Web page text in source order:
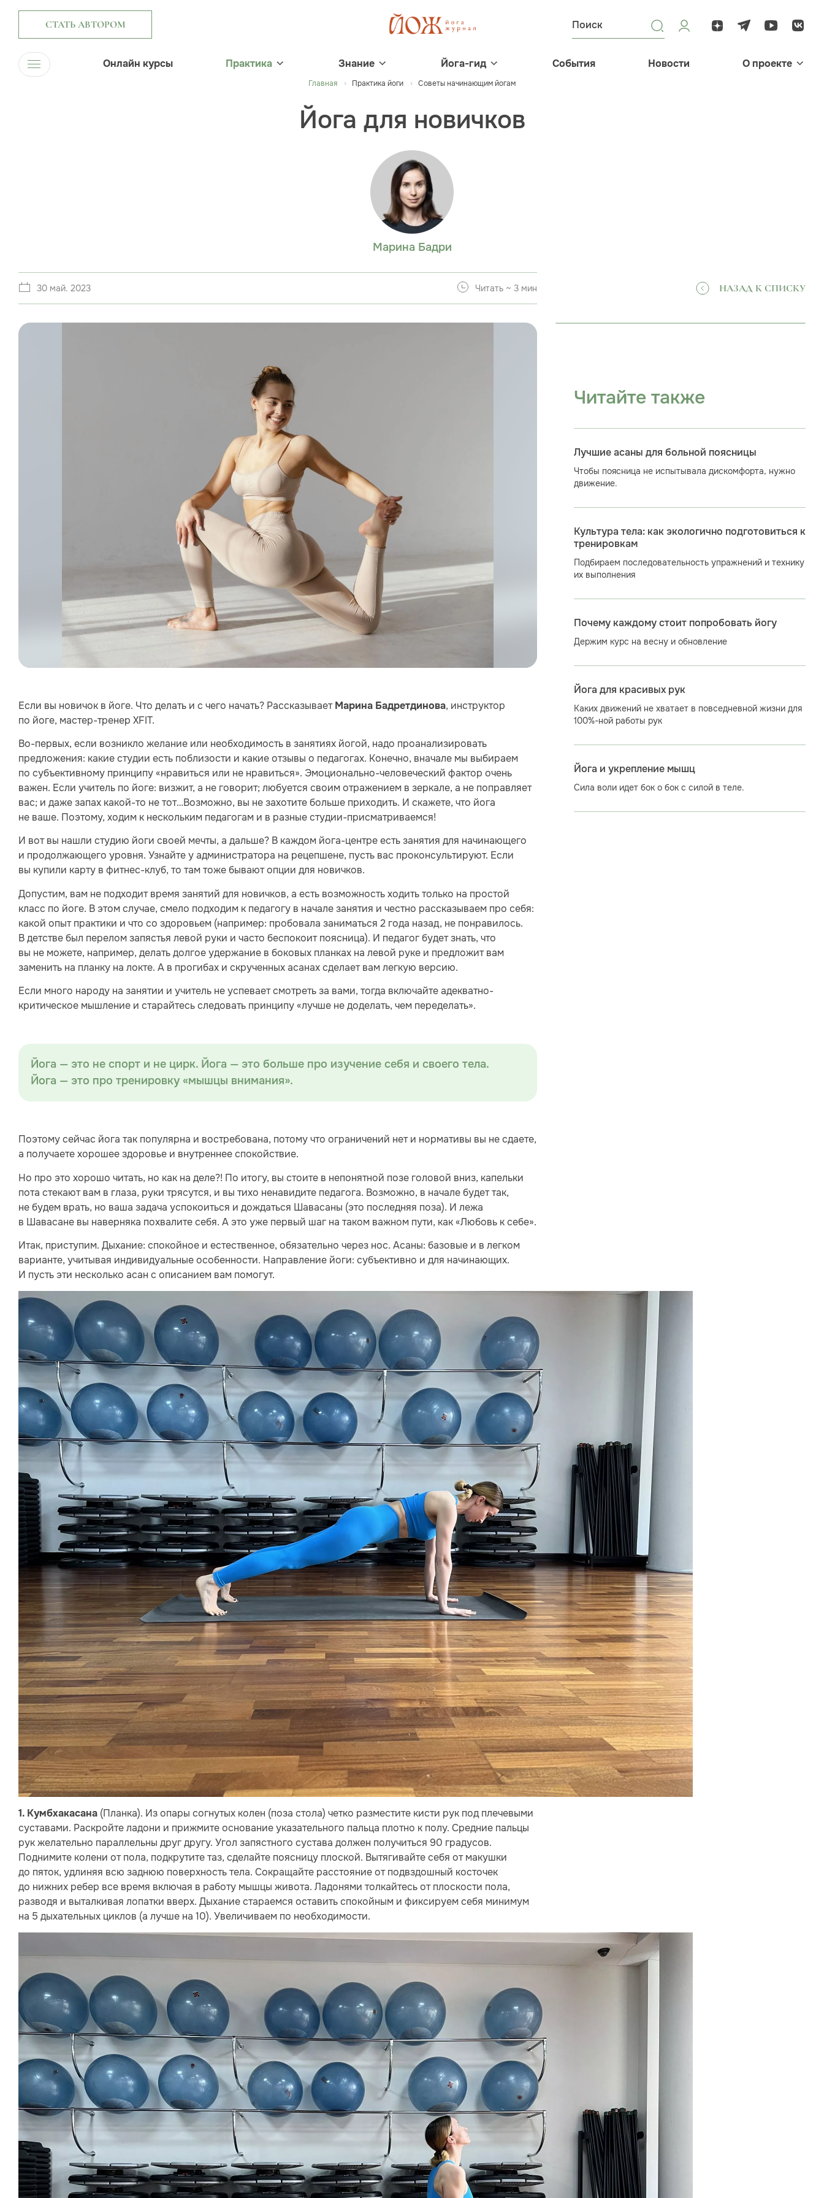
СТАТЬ АВТОРОМ
Онлайн курсы Практика Знание Йога-гид События Новости О проекте
Главная Практика йоги Советы начинающим йогам
Йога для новичков
Марина Бадри
30 май. 2023 Читать ~ 3 мин НАЗАД К СПИСКУ
Если вы новичок в йоге. Что делать и с чего начать? Рассказывает Марина Бадретдинова, инструктор
по йоге, мастер-тренер XFIT.
Во-первых, если возникло желание или необходимость в занятиях йогой, надо проанализировать
предложения: какие студии есть поблизости и какие отзывы о педагогах. Конечно, вначале мы выбираем
по субъективному принципу «нравиться или не нравиться». Эмоционально-человеческий фактор очень
важен. Если учитель по йоге: визжит, а не говорит; любуется своим отражением в зеркале, а не поправляет
вас; и даже запах какой-то не тот…Возможно, вы не захотите больше приходить. И скажете, что йога
не ваше. Поэтому, ходим к нескольким педагогам и в разные студии-присматриваемся!
И вот вы нашли студию йоги своей мечты, а дальше? В каждом йога-центре есть занятия для начинающего
и продолжающего уровня. Узнайте у администратора на рецепшене, пусть вас проконсультируют. Если
вы купили карту в фитнес-клуб, то там тоже бывают опции для новичков.
Допустим, вам не подходит время занятий для новичков, а есть возможность ходить только на простой
класс по йоге. В этом случае, смело подходим к педагогу в начале занятия и честно рассказываем про себя:
какой опыт практики и что со здоровьем (например: пробовала заниматься 2 года назад, не понравилось.
В детстве был перелом запястья левой руки и часто беспокоит поясница). И педагог будет знать, что
вы не можете, например, делать долгое удержание в боковых планках на левой руке и предложит вам
заменить на планку на локте. А в прогибах и скрученных асанах сделает вам легкую версию.
Если много народу на занятии и учитель не успевает смотреть за вами, тогда включайте адекватно-
критическое мышление и старайтесь следовать принципу «лучше не доделать, чем переделать».
Йога — это не спорт и не цирк. Йога — это больше про изучение себя и своего тела.
Йога — это про тренировку «мышцы внимания».
Поэтому сейчас йога так популярна и востребована, потому что ограничений нет и нормативы вы не сдаете,
а получаете хорошее здоровье и внутреннее спокойствие.
Но про это хорошо читать, но как на деле?! По итогу, вы стоите в непонятной позе головой вниз, капельки
пота стекают вам в глаза, руки трясутся, и вы тихо ненавидите педагога. Возможно, в начале будет так,
не будем врать, но ваша задача успокоиться и дождаться Шавасаны (это последняя поза). И лежа
в Шавасане вы наверняка похвалите себя. А это уже первый шаг на таком важном пути, как «Любовь к себе».
Итак, приступим. Дыхание: спокойное и естественное, обязательно через нос. Асаны: базовые и в легком
варианте, учитывая индивидуальные особенности. Направление йоги: субъективно и для начинающих.
И пусть эти несколько асан с описанием вам помогут.
1. Кумбхакасана (Планка). Из опары согнутых колен (поза стола) четко разместите кисти рук под плечевыми
суставами. Раскройте ладони и прижмите основание указательного пальца плотно к полу. Средние пальцы
рук желательно параллельны друг другу. Угол запястного сустава должен получиться 90 градусов.
Поднимите колени от пола, подкрутите таз, сделайте поясницу плоской. Вытягивайте себя от макушки
до пяток, удлиняя всю заднюю поверхность тела. Сокращайте расстояние от подвздошный косточек
до нижних ребер все время включая в работу мышцы живота. Ладонями толкайтесь от плоскости пола,
разводя и выталкивая лопатки вверх. Дыхание стараемся оставить спокойным и фиксируем себя минимум
на 5 дыхательных циклов (а лучше на 10). Увеличиваем по необходимости.
Читайте также
Лучшие асаны для больной поясницы
Чтобы поясница не испытывала дискомфорта, нужно
движение.
Культура тела: как экологично подготовиться к
тренировкам
Подбираем последовательность упражнений и технику
их выполнения
Почему каждому стоит попробовать йогу
Держим курс на весну и обновление
Йога для красивых рук
Каких движений не хватает в повседневной жизни для
100%-ной работы рук
Йога и укрепление мышц
Сила воли идет бок о бок с силой в теле.